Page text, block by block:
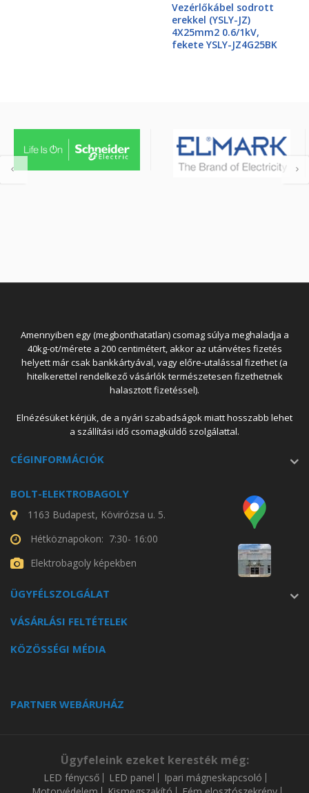
Vezérlőkábel sodrott
erekkel (YSLY-JZ)
4X25mm2 0.6/1kV,
fekete YSLY-JZ4G25BK
Amennyiben egy (megbonthatatlan) csomag súlya meghaladja a
40kg-ot/mérete a 200 centimétert, akkor az utánvétes fizetés
helyett már csak bankkártyával, vagy előre-utalással fizethet (a
hitelkerettel rendelkező vásárlók természetesen fizethetnek
halasztott fizetéssel).
Elnézésüket kérjük, de a nyári szabadságok miatt hosszabb lehet
a szállítási idő csomagküldő szolgálattal.
CÉGINFORMÁCIÓK
BOLT-ELEKTROBAGOLY
1163 Budapest, Kövirózsa u. 5.
Hétköznapokon: 7:30- 16:00
Elektrobagoly képekben
ÜGYFÉLSZOLGÁLAT
VÁSÁRLÁSI FELTÉTELEK
KÖZÖSSÉGI MÉDIA
PARTNER WEBÁRUHÁZ
Ügyfeleink ezeket keresték még:
LED fénycső LED panel
Ipari mágneskapcsoló